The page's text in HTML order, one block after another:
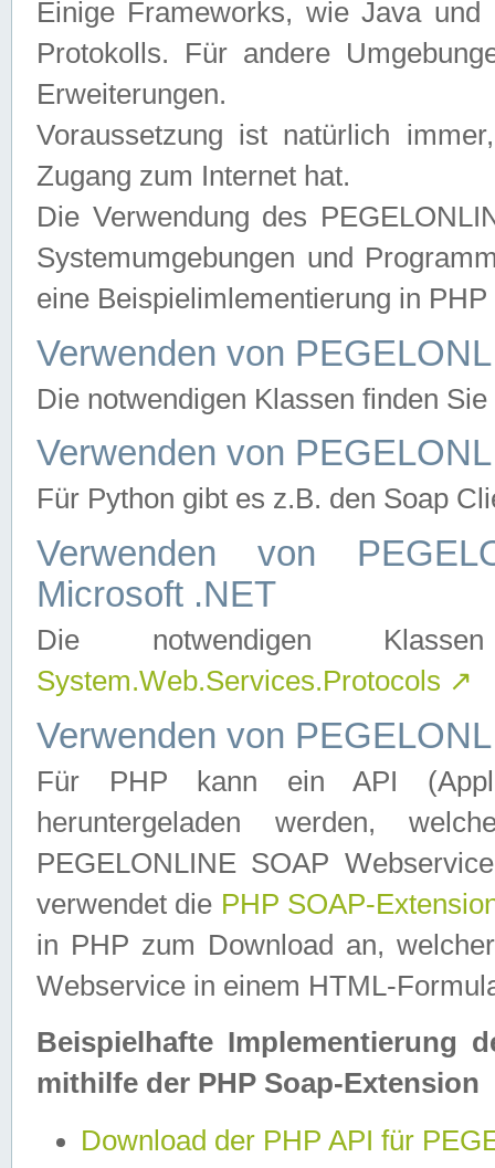
Einige Frameworks, wie Java
Protokolls. Für andere
Erweiterungen.
Voraussetzung ist natürlich
Zugang zum Internet hat.
Die Verwendung des
Systemumgebungen und
eine Beispielimlementierung in
Verwenden von
Die notwendigen Klassen finden
Verwenden von
Für Python gibt es z.B. den Soap
Verwenden von
Microsoft .NET
Die notwendigen
System.Web.Services.Protocols ↗
Verwenden von
Für PHP kann ein API
heruntergeladen werden,
PEGELONLINE SOAP
verwendet die PHP SOAP-
in PHP zum Download an,
Webservice in einem HTML-
Beispielhafte Implementierung
mithilfe der PHP Soap-Extension
Download der PHP API für